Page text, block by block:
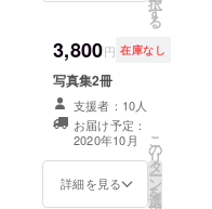
す
る
3,800円 在庫なし
写真集2冊
支援者：10人
お届け予定：
2020年10月
詳細を見る
こ
の
リ
タ
ー
ン
を
選